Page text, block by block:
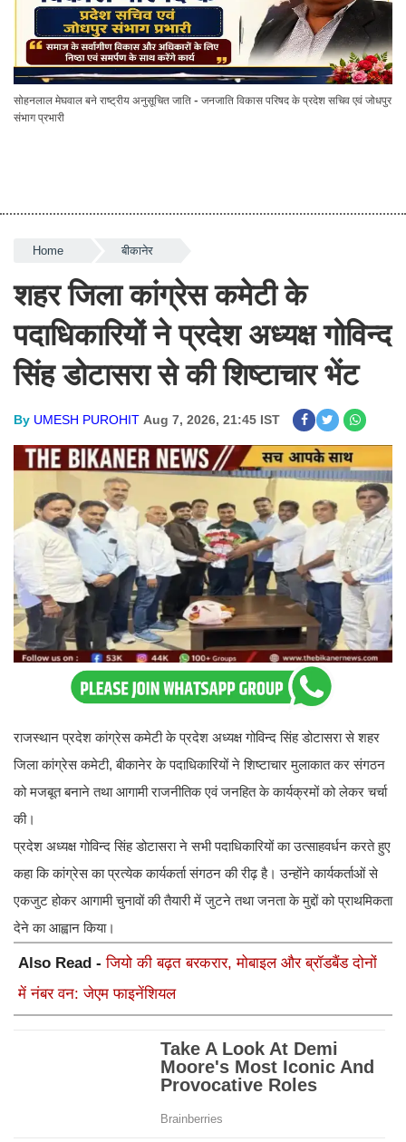
सोहनलाल मेघवाल बने राष्ट्रीय अनुसूचित जाति - जनजाति विकास परिषद के प्रदेश सचिव एवं जोधपुर
संभाग प्रभारी
Home बीकानेर
शहर जिला कांग्रेस कमेटी के
पदाधिकारियों ने प्रदेश अध्यक्ष गोविन्द
सिंह डोटासरा से की शिष्टाचार भेंट
By UMESH PUROHIT Aug 7, 2026, 21:45 IST
राजस्थान प्रदेश कांग्रेस कमेटी के प्रदेश अध्यक्ष गोविन्द सिंह डोटासरा से शहर
जिला कांग्रेस कमेटी, बीकानेर के पदाधिकारियों ने शिष्टाचार मुलाकात कर संगठन
को मजबूत बनाने तथा आगामी राजनीतिक एवं जनहित के कार्यक्रमों को लेकर चर्चा
की।
प्रदेश अध्यक्ष गोविन्द सिंह डोटासरा ने सभी पदाधिकारियों का उत्साहवर्धन करते हुए
कहा कि कांग्रेस का प्रत्येक कार्यकर्ता संगठन की रीढ़ है। उन्होंने कार्यकर्ताओं से
एकजुट होकर आगामी चुनावों की तैयारी में जुटने तथा जनता के मुद्दों को प्राथमिकता
देने का आह्वान किया।
Also Read -जियो की बढ़त बरकरार, मोबाइल और ब्रॉडबैंड दोनों
में नंबर वन: जेएम फाइनेंशियल